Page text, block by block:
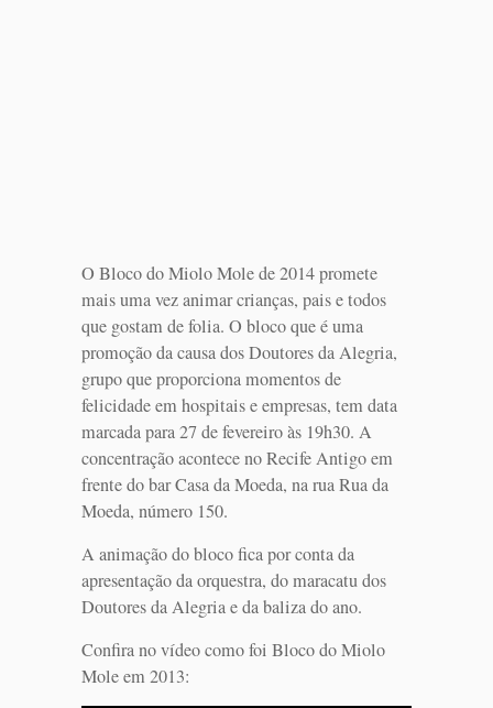
O Bloco do Miolo Mole de 2014 promete
mais uma vez animar crianças, pais e todos
que gostam de folia. O bloco que é uma
promoção da causa dos Doutores da Alegria,
grupo que proporciona momentos de
felicidade em hospitais e empresas, tem data
marcada para 27 de fevereiro às 19h30. A
concentração acontece no Recife Antigo em
frente do bar Casa da Moeda, na rua Rua da
Moeda, número 150.
A animação do bloco fica por conta da
apresentação da orquestra, do maracatu dos
Doutores da Alegria e da baliza do ano.
Confira no vídeo como foi Bloco do Miolo
Mole em 2013: